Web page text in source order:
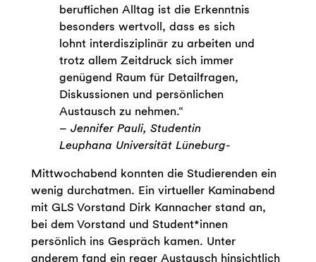
beruflichen Alltag ist die Erkenntnis
besonders wertvoll, dass es sich
lohnt interdisziplinär zu arbeiten und
trotz allem Zeitdruck sich immer
genügend Raum für Detailfragen,
Diskussionen und persönlichen
Austausch zu nehmen.“
– Jennifer Pauli, Studentin
Leuphana Universität Lüneburg-
Mittwochabend konnten die Studierenden ein
wenig durchatmen. Ein virtueller Kaminabend
mit GLS Vorstand Dirk Kannacher stand an,
bei dem Vorstand und Student*innen
persönlich ins Gespräch kamen. Unter
anderem fand ein reger Austausch hinsichtlich